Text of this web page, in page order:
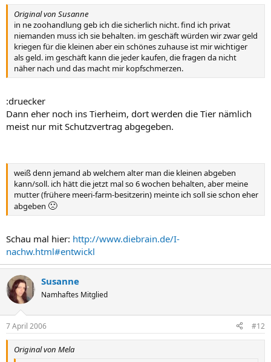
Original von Susanne
in ne zoohandlung geb ich die sicherlich nicht. find ich privat
niemanden muss ich sie behalten. im geschäft würden wir zwar geld
kriegen für die kleinen aber ein schönes zuhause ist mir wichtiger
als geld. im geschäft kann die jeder kaufen, die fragen da nicht
näher nach und das macht mir kopfschmerzen.
:druecker
Dann eher noch ins Tierheim, dort werden die Tier nämlich
meist nur mit Schutzvertrag abgegeben.
weiß denn jemand ab welchem alter man die kleinen abgeben
kann/soll. ich hätt die jetzt mal so 6 wochen behalten, aber meine
mutter (frühere meeri-farm-besitzerin) meinte ich soll sie schon eher
abgeben 🙁
Schau mal hier: http://www.diebrain.de/I-
nachw.html#entwickl
Susanne
Namhaftes Mitglied
7 April 2006 #12
Original von Mela